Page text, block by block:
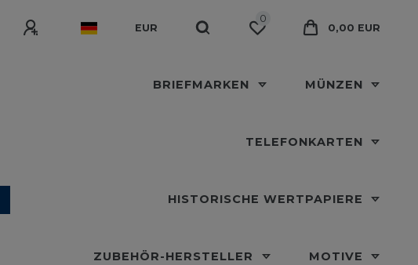
EUR
0
0,00 EUR
BRIEFMARKEN MÜNZEN
TELEFONKARTEN
HISTORISCHE WERTPAPIERE
ZUBEHÖR-HERSTELLER MOTIVE